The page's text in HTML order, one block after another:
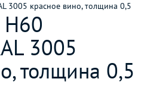
3005 красное вино, толщина 0,5
Н60
3005
толщина 0,5